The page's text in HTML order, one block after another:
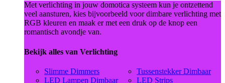
Met verlichting in jouw domotica systeem kun je ontzettend
veel aansturen, kies bijvoorbeeld voor dimbare verlichting met
RGB kleuren en maak er met een druk op de knop een
romantisch avondje van.
Bekijk alles van Verlichting
Slimme Dimmers
LED Lampen Dimbaar
Tussenstekker Dimbaar
LED Strips